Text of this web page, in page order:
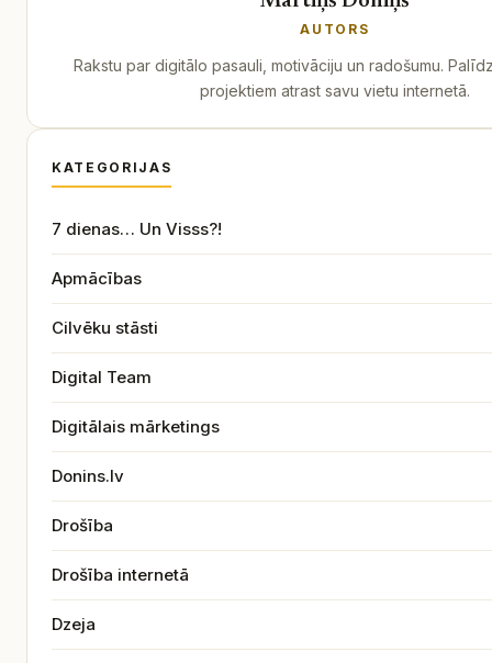
AUTORS
Rakstu par digitālo pasauli, motivāciju un radošumu.
projektiem atrast savu vietu internetā.
KATEGORIJAS
7 dienas… Un Visss?!
Apmācības
Cilvēku stāsti
Digital Team
Digitālais mārketings
Donins.lv
Drošība
Drošība internetā
Dzeja